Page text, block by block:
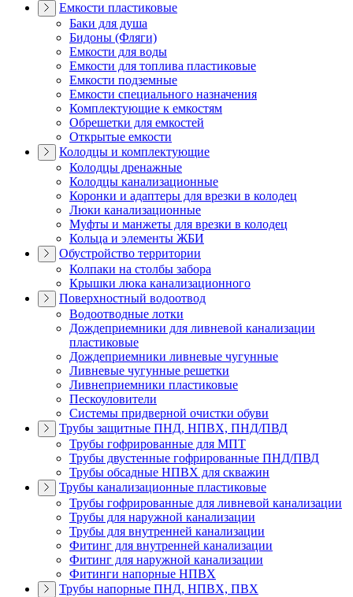
Емкости пластиковые
Баки для душа
Бидоны (Фляги)
Емкости для воды
Емкости для топлива пластиковые
Емкости подземные
Емкости специального назначения
Комплектующие к емкостям
Обрешетки для емкостей
Открытые емкости
Колодцы и комплектующие
Колодцы дренажные
Колодцы канализационные
Коронки и адаптеры для врезки в колодец
Люки канализационные
Муфты и манжеты для врезки в колодец
Кольца и элементы ЖБИ
Обустройство территории
Колпаки на столбы забора
Крышки люка канализационного
Поверхностный водоотвод
Водоотводные лотки
Дождеприемники для ливневой канализации
пластиковые
Дождеприемники ливневые чугунные
Ливневые чугунные решетки
Ливнеприемники пластиковые
Пескоуловители
Системы придверной очистки обуви
Трубы защитные ПНД, НПВХ, ПНД/ПВД
Трубы гофрированные для МПТ
Трубы двустенные гофрированные ПНД/ПВД
Трубы обсадные НПВХ для скважин
Трубы канализационные пластиковые
Трубы гофрированные для ливневой канализации
Трубы для наружной канализации
Трубы для внутренней канализации
Фитинг для внутренней канализации
Фитинг для наружной канализации
Фитинги напорные НПВХ
Трубы напорные ПНД, НПВХ, ПВХ